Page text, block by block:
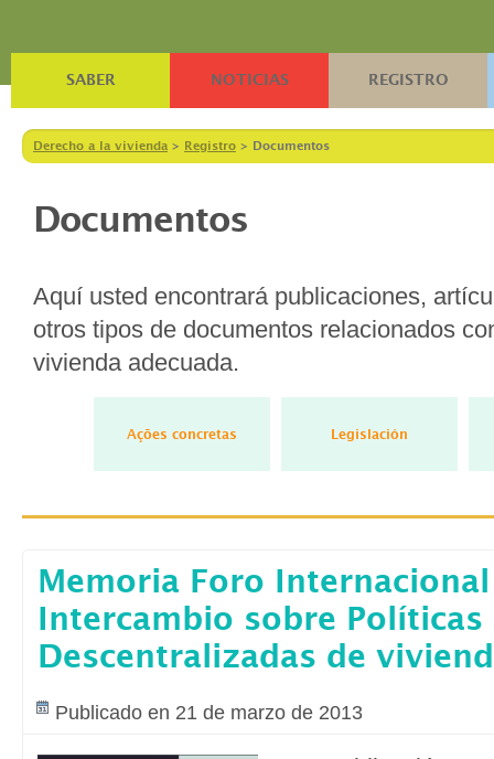
SABER NOTICIAS REGISTRO
Derecho a la vivienda > Registro > Documentos
Documentos
Aquí usted encontrará publicaciones,
otros tipos de documentos relacionados
vivienda adecuada.
Ações concretas Legislación
Memoria Foro
Intercambio sobre Políticas
Descentralizadas de
Publicado en 21 de marzo de 2013